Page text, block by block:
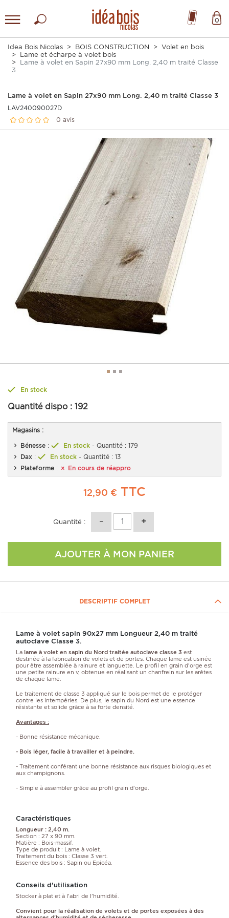
0
Idea Bois Nicolas BOIS CONSTRUCTION
Volet en bois
Lame et écharpe à volet bois
Lame à volet en Sapin 27x90 mm Long. 2,40 m traité Classe
3
Lame à volet en Sapin 27x90 mm Long. 2,40 m traité Classe 3
LAV240090027D
0 avis
En stock
Quantité dispo : 192
Magasins :
Bénesse : En stock - Quantité : 179
Dax : En stock - Quantité : 13
Plateforme : En cours de réappro
12,90 € TTC
Quantité :
AJOUTER À MON PANIER
DESCRIPTIF COMPLET
Lame à volet sapin 90x27 mm Longueur 2,40 m traité
autoclave Classe 3.
La lame à volet en sapin du Nord traitée autoclave classe 3 est
destinée à la fabrication de volets et de portes. Chaque lame est usinée
pour être assemblée à rainure et languette. Le profil en grain d'orge est
une petite rainure en v, obtenue en réalisant un chanfrein sur les arêtes
de chaque lame.
Le traitement de classe 3 appliqué sur le bois permet de le protéger
contre les intempéries. De plus, le sapin du Nord est une essence
résistante et solide grâce à sa forte densité.
Avantages :
- Bonne résistance mécanique.
- Bois léger, facile à travailler et à peindre.
- Traitement conférant une bonne résistance aux risques biologiques et
aux champignons.
- Simple à assembler grâce au profil grain d'orge.
Caractéristiques
Longueur : 2,40 m.
Section : 27 x 90 mm.
Matière : Bois-massif.
Type de produit : Lame à volet.
Traitement du bois : Classe 3 vert.
Essence des bois : Sapin ou Epicéa.
Conseils d'utilisation
Stocker à plat et à l'abri de l'humidité.
Convient pour la réalisation de volets et de portes exposées à des